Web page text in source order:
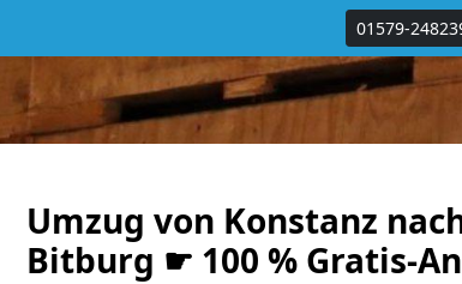
01579-
Umzug von Konstanz
Bitburg ☛ 100 % Gratis-